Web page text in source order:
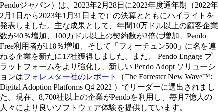
Pendoジャパン）は、2023年2月28日に2022年度通年期（2022年
2月1日から2023年1月31日まで）の決算とともにハイライトを
発表しました。主な成果として、年間10万ドル以上の顧客企業
数が40％増加、100万ドル以上の契約数が2倍に増加、Pendo
Free利用者が118％増加、そして「フォーチュン500」に名を連
ねる企業を新たに17社獲得しました。また、 Pendo Engage プ
ラットフォームをより強化し、新しい Pendo Adopt ソリューシ
ョンはフォレスター社のレポート
（The Forrester New Wave™:
Digital Adoption Platforms Q4 2022 ）でリーダーに選出されまし
た。現在、8,700社以上の企業がPendoを利用し、毎月7億人の
人々により良いソフトウェア体験を提供しています。